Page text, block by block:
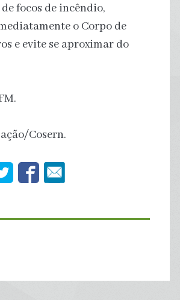
focos de incêndio,
o Corpo de
e evite se aproximar do
Cosern.